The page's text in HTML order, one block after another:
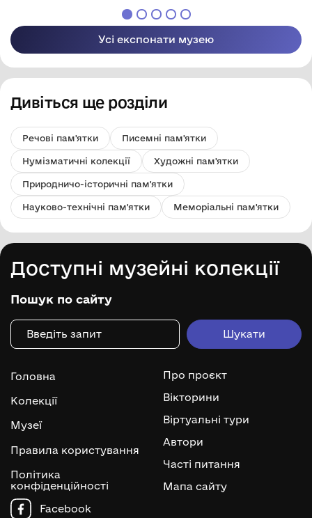
області
району Одеської
області
Усі експонати музею
Дивіться ще розділи
Речові пам'ятки Писемні пам'ятки
Нумізматичні колекції Художні пам'ятки
Природничо-історичні пам'ятки
Науково-технічні пам'ятки Меморіальні пам'ятки
Доступні музейні колекції
Пошук по сайту
Головна
Колекції
Музеї
Правила користування
Політика
конфіденційності
Про проєкт
Вікторини
Віртуальні тури
Автори
Часті питання
Мапа сайту
Facebook